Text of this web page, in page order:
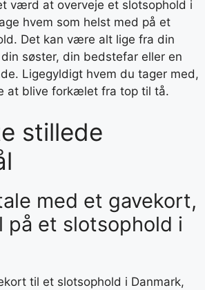
værd at overveje et slotsophold i
hvem som helst med på et
Det kan være alt lige fra din
søster, din bedstefar eller en
Ligegyldigt hvem du tager med,
at blive forkælet fra top til tå.
stillede
med et gavekort,
på et slotsophold i
til et slotsophold i Danmark,